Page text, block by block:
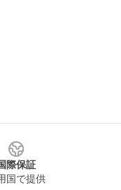
際保証
国で提供